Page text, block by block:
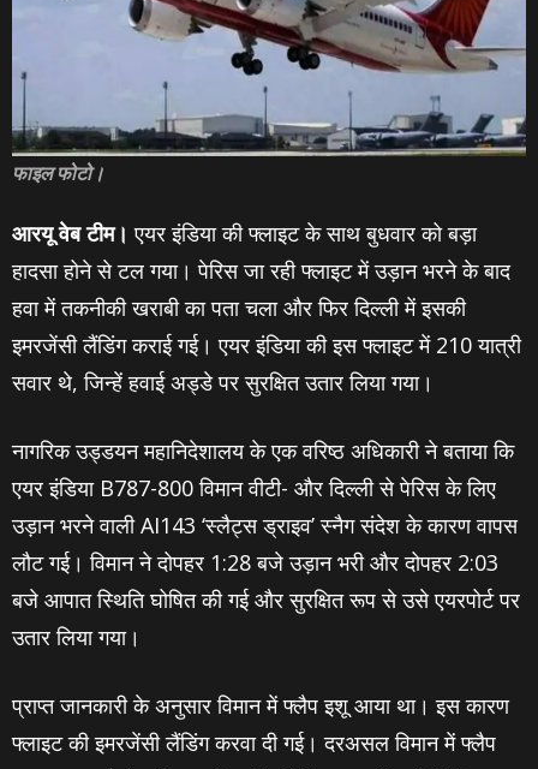
फाइल फोटो।
आरयू वेब टीम।एयर इंडिया की फ्लाइट के साथ बुधवार को बड़ा
हादसा होने से टल गया। पेरिस जा रही फ्लाइट में उड़ान भरने के बाद
हवा में तकनीकी खराबी का पता चला और फिर दिल्ली में इसकी
इमरजेंसी लैंडिंग कराई गई। एयर इंडिया की इस फ्लाइट में 210 यात्री
सवार थे, जिन्हें हवाई अड्डे पर सुरक्षित उतार लिया गया।
नागरिक उड्डयन महानिदेशालय के एक वरिष्ठ अधिकारी ने बताया कि
एयर इंडिया B787-800 विमान वीटी- और दिल्ली से पेरिस के लिए
उड़ान भरने वाली AI143 ‘स्लैट्स ड्राइव’ स्नैग संदेश के कारण वापस
लौट गई। विमान ने दोपहर 1:28 बजे उड़ान भरी और दोपहर 2:03
बजे आपात स्थिति घोषित की गई और सुरक्षित रूप से उसे एयरपोर्ट पर
उतार लिया गया।
प्राप्त जानकारी के अनुसार विमान में फ्लैप इशू आया था। इस कारण
फ्लाइट की इमरजेंसी लैंडिंग करवा दी गई। दरअसल विमान में फ्लैप